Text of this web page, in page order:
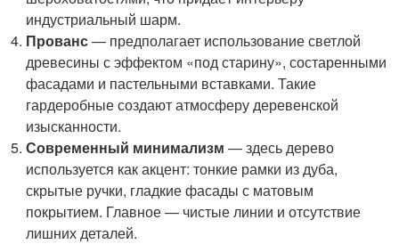
индустриальный шарм.
Прованс— предполагает использование светлой
древесины с эффектом «под старину», состаренными
фасадами и пастельными вставками. Такие
гардеробные создают атмосферу деревенской
изысканности.
Современный минимализм — здесь дерево
используется как акцент: тонкие рамки из дуба,
скрытые ручки, гладкие фасады с матовым
покрытием. Главное — чистые линии и отсутствие
лишних деталей.